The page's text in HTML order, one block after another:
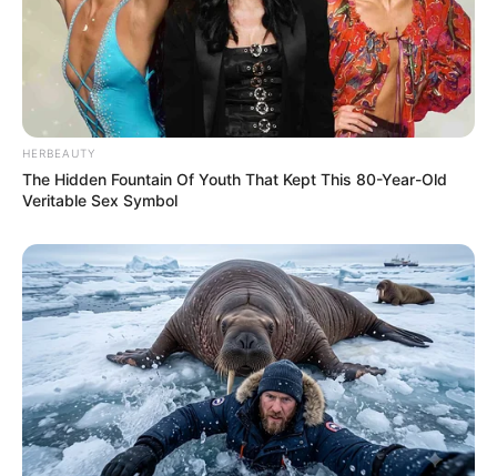
Tier- und Zooparks
Ausflug mit der Bahn
Fremdenverkehrsamt und Tourist Information
Hotels in Königswinter:
Hotels in Königswinter, der Urlaubsregion
am Rhein und am Siebengebirge, auf
Hotel.de suchen und online buchen.
Hotel Königswinterhierbuchen
HERBEAUTY
The Hidden Fountain Of Youth That Kept This 80-Year-Old
Veritable Sex Symbol